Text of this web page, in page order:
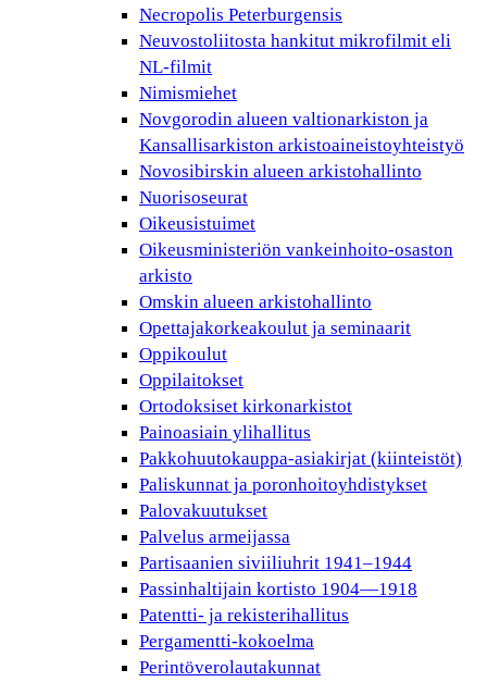
Necropolis Peterburgensis
Neuvostoliitosta hankitut mikrofilmit eli
NL-filmit
Nimismiehet
Novgorodin alueen valtionarkiston ja
Kansallisarkiston arkistoaineistoyhteistyö
Novosibirskin alueen arkistohallinto
Nuorisoseurat
Oikeusistuimet
Oikeusministeriön vankeinhoito-osaston
arkisto
Omskin alueen arkistohallinto
Opettajakorkeakoulut ja seminaarit
Oppikoulut
Oppilaitokset
Ortodoksiset kirkonarkistot
Painoasiain ylihallitus
Pakkohuutokauppa-asiakirjat (kiinteistöt)
Paliskunnat ja poronhoitoyhdistykset
Palovakuutukset
Palvelus armeijassa
Partisaanien siviiliuhrit 1941–1944
Passinhaltijain kortisto 1904—1918
Patentti- ja rekisterihallitus
Pergamentti-kokoelma
Perintöverolautakunnat